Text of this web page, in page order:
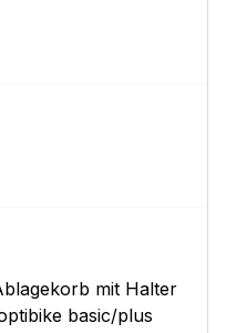
mit Halter
basic/plus